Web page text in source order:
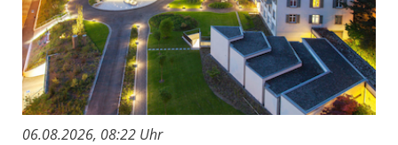
06.08.2026, 08:22 Uhr